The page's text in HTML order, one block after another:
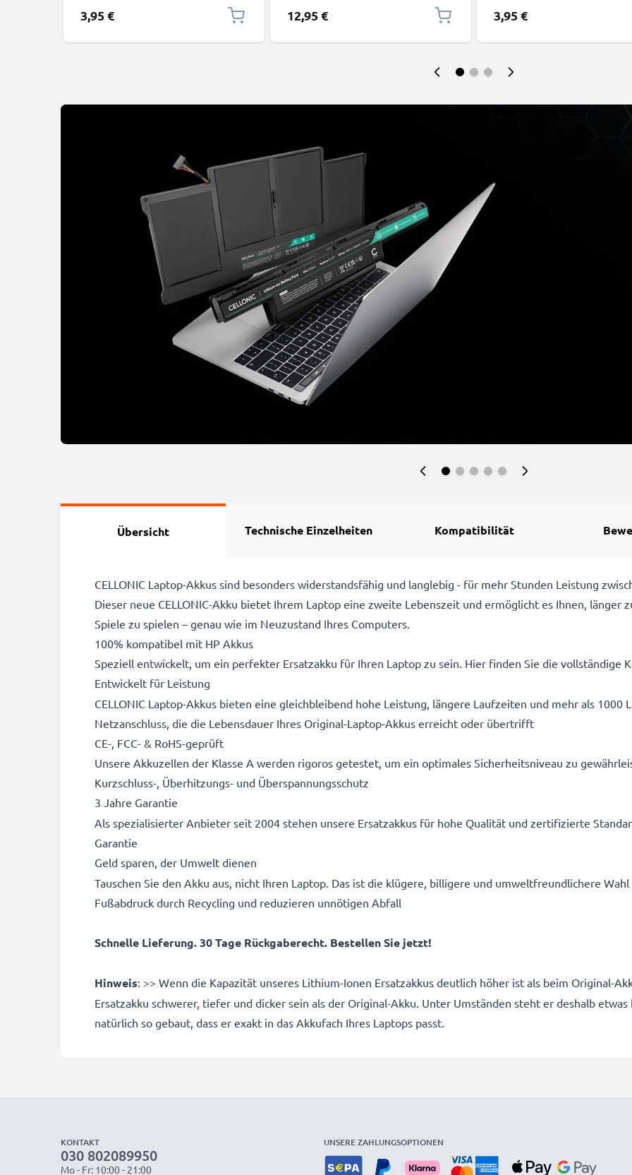
GoPro uvm PVC schwarz
3,95 € 12,95 € 3,95 €
Übersicht Technische Einzelheiten Kompatibilität
CELLONIC Laptop-Akkus sind besonders widerstandsfähig und langlebig - für mehr Stunden Leistung
Dieser neue CELLONIC-Akku bietet Ihrem Laptop eine zweite Lebenszeit und ermöglicht es Ihnen, länger
Spiele zu spielen – genau wie im Neuzustand Ihres Computers.
100% kompatibel mit HP Akkus
Speziell entwickelt, um ein perfekter Ersatzakku für Ihren Laptop zu sein. Hier finden Sie die vollständige
Entwickelt für Leistung
CELLONIC Laptop-Akkus bieten eine gleichbleibend hohe Leistung, längere Laufzeiten und mehr als
Netzanschluss, die die Lebensdauer Ihres Original-Laptop-Akkus erreicht oder übertrifft
CE-, FCC- & RoHS-geprüft
Unsere Akkuzellen der Klasse A werden rigoros getestet, um ein optimales Sicherheitsniveau zu
Kurzschluss-, Überhitzungs- und Überspannungsschutz
3 Jahre Garantie
Als spezialisierter Anbieter seit 2004 stehen unsere Ersatzakkus für hohe Qualität und zertifizierte
Garantie
Geld sparen, der Umwelt dienen
Tauschen Sie den Akku aus, nicht Ihren Laptop. Das ist die klügere, billigere und umweltfreundlichere
Fußabdruck durch Recycling und reduzieren unnötigen Abfall
Schnelle Lieferung. 30 Tage Rückgaberecht. Bestellen Sie jetzt!
Hinweis: >> Wenn die Kapazität unseres Lithium-Ionen Ersatzakkus deutlich höher ist als beim Original-
Ersatzakku schwerer, tiefer und dicker sein als der Original-Akku. Unter Umständen steht er deshalb
natürlich so gebaut, dass er exakt in das Akkufach Ihres Laptops passt.
KONTAKT
030 802089950
Mo - Fr: 10:00 - 21:00
UNSERE ZAHLUNGSOPTIONEN